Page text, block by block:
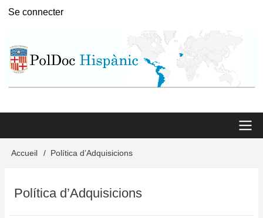
Aller
principal
User
Se connecter
Main
FilAccueil Política d’Adquisicions
Política d’Adquisicions